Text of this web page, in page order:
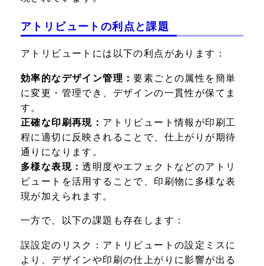
アトリビュートの利点と課題
アトリビュートには以下の利点があります：
効率的なデザイン管理：要素ごとの属性を簡単
に変更・管理でき、デザインの一貫性が保てま
す。
正確な印刷再現： アトリビュート情報が印刷工
程に適切に反映されることで、仕上がりが期待
通りになります。
多様な表現：透明度やエフェクトなどのアトリ
ビュートを活用することで、印刷物に多様な表
現が加えられます。
一方で、以下の課題も存在します：
誤設定のリスク： アトリビュートの設定ミスに
より、デザインや印刷の仕上がりに影響が出る